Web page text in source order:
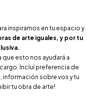
inspirarnos en tu espacio y
de arte iguales, y por tu
esto nos ayudará a
Incluí preferencia de
sobre vos y tu
tu obra de arte!